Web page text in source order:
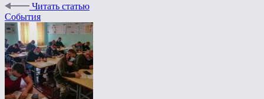
Читать статью
События